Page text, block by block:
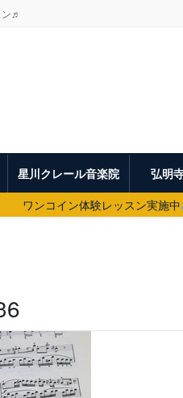
ン♬
星川クレール音楽院 弘明
ワンコイン体験レッスン実施中